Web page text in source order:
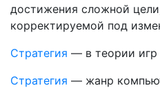
достижения сложной
корректируемой под
Стратегия — в теории игр
Стратегия — жанр